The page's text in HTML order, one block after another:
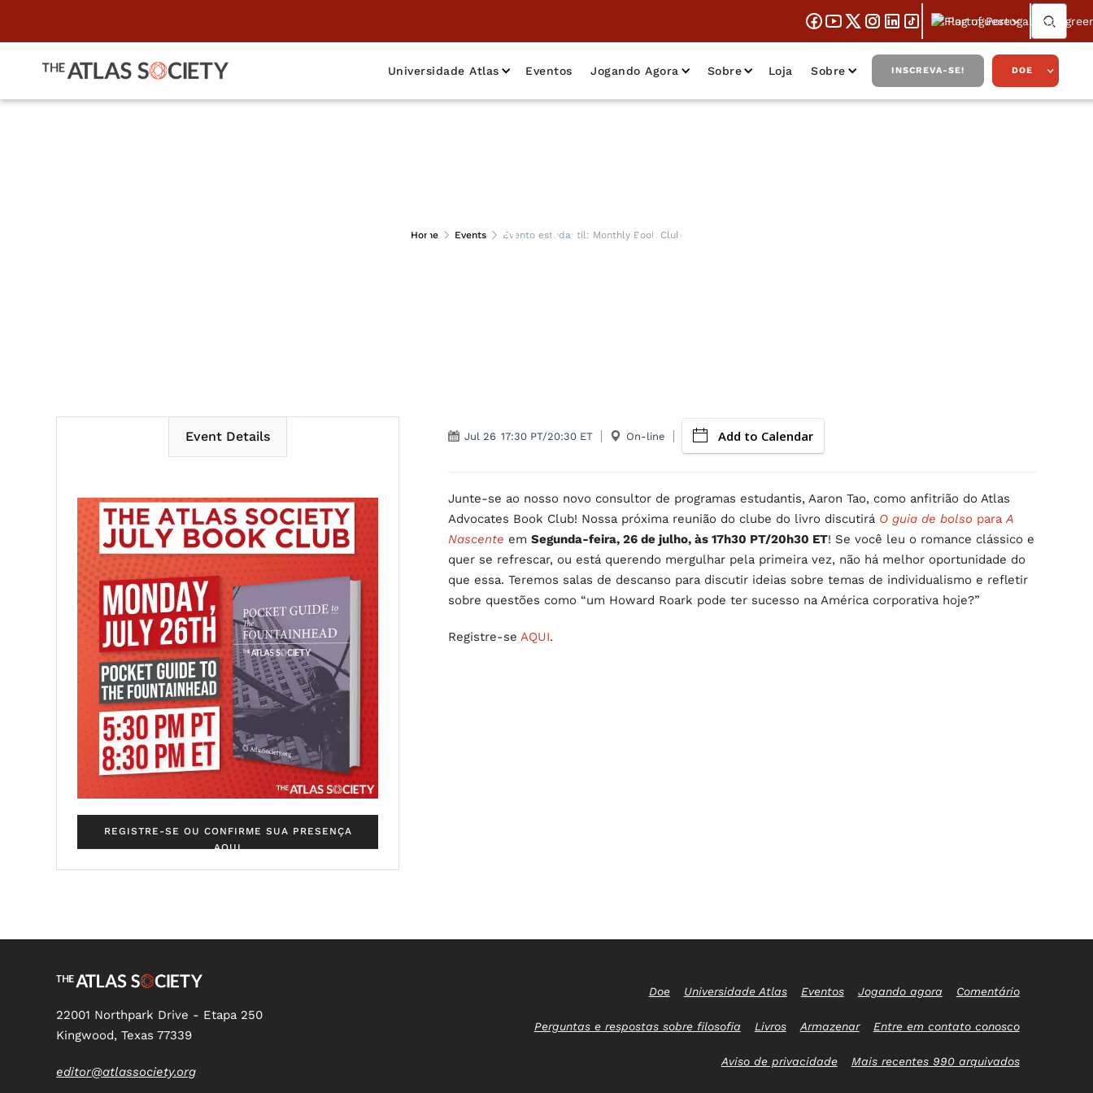
Portuguese
Universidade Atlas Eventos Jogando Agora Sobre Loja Sobre INSCREVA-SE! DOE
Home Events Evento estudantil: Monthly Book Club
Evento estudantil: Monthly Book Club
Event Details
REGISTRE-SE OU CONFIRME SUA PRESENÇA
AQUI
Jul 26 17:30 PT/20:30 ET On-line Add to Calendar
Junte-se ao nosso novo consultor de programas estudantis, Aaron Tao, como anfitrião do Atlas
Advocates Book Club! Nossa próxima reunião do clube do livro discutirá O guia de bolso paraA
Nascente emSegunda-feira, 26 de julho, às 17h30 PT/20h30 ET! Se você leu o romance clássico e
quer se refrescar, ou está querendo mergulhar pela primeira vez, não há melhor oportunidade do
que essa. Teremos salas de descanso para discutir ideias sobre temas de individualismo e refletir
sobre questões como “um Howard Roark pode ter sucesso na América corporativa hoje?”
Registre-seAQUI.
22001 Northpark Drive - Etapa 250
Kingwood, Texas 77339
editor@atlassociety.org
Doe Universidade Atlas Eventos Jogando agora Comentário
Perguntas e respostas sobre filosofia Livros Armazenar Entre em contato conosco
Aviso de privacidade Mais recentes 990 arquivados